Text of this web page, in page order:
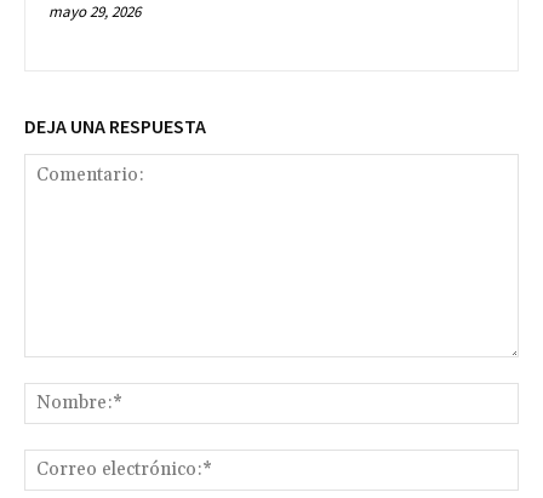
mayo 29, 2026
DEJA UNA RESPUESTA